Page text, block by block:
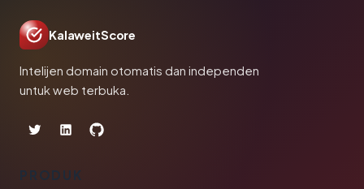
KalaweitScore
Intelijen domain otomatis dan independen
untuk web terbuka.
PRODUK